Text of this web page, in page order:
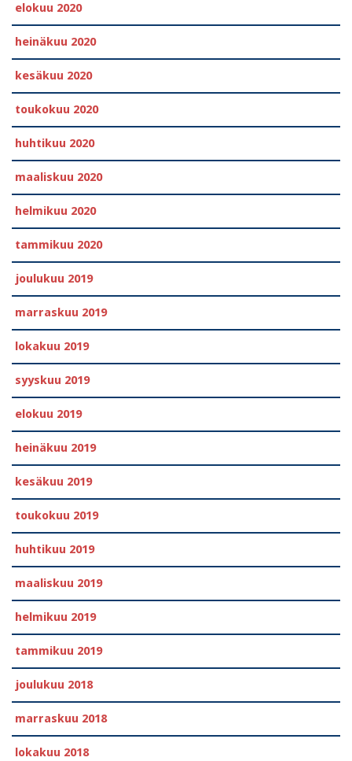
elokuu 2020
heinäkuu 2020
kesäkuu 2020
toukokuu 2020
huhtikuu 2020
maaliskuu 2020
helmikuu 2020
tammikuu 2020
joulukuu 2019
marraskuu 2019
lokakuu 2019
syyskuu 2019
elokuu 2019
heinäkuu 2019
kesäkuu 2019
toukokuu 2019
huhtikuu 2019
maaliskuu 2019
helmikuu 2019
tammikuu 2019
joulukuu 2018
marraskuu 2018
lokakuu 2018